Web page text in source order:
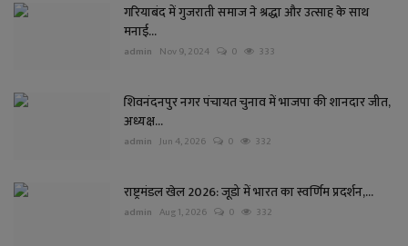
गरियाबंद में गुजराती समाज ने श्रद्धा और उत्साह के साथ
मनाई...
admin Nov 9, 2024 0 333
शिवनंदनपुर नगर पंचायत चुनाव में भाजपा की शानदार जीत,
अध्यक्ष...
admin Jun 4, 2026 0 332
राष्ट्रमंडल खेल 2026: जूडो में भारत का स्वर्णिम प्रदर्शन,...
admin Aug 1, 2026 0 332